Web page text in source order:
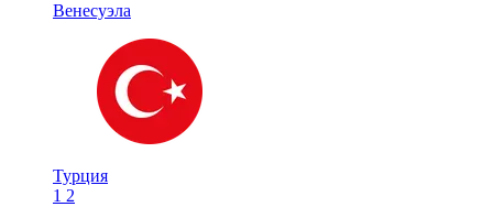
Венесуэла
Турция
1 2